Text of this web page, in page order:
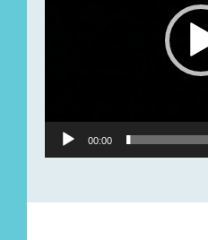
00:00